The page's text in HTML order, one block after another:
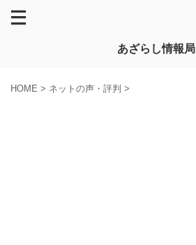
あざらし情報局
HOME > ネットの声・評判 >